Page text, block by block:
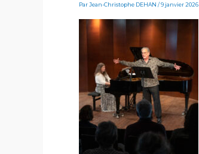
ParJean-Christophe DEHAN/9 janvier 2026